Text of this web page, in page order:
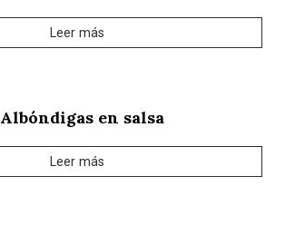
Leer más
Albóndigas en salsa
Leer más